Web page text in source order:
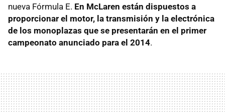
nueva Fórmula E. En McLaren están dispuestos a
proporcionar el motor, la transmisión y la electrónica
de los monoplazas que se presentarán en el primer
campeonato anunciado para el 2014.